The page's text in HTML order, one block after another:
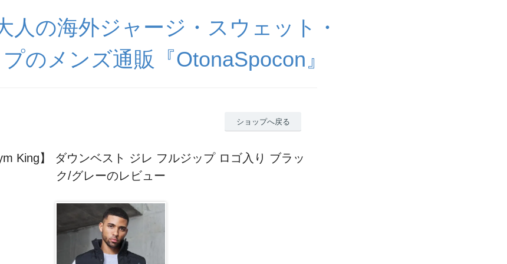
人の海外ジャージ・スウェット・
のメンズ通販『OtonaSpocon』
ショップへ戻る
King】 ダウンベスト ジレ フルジップ ロゴ入り ブラッ
ク/グレーのレビュー